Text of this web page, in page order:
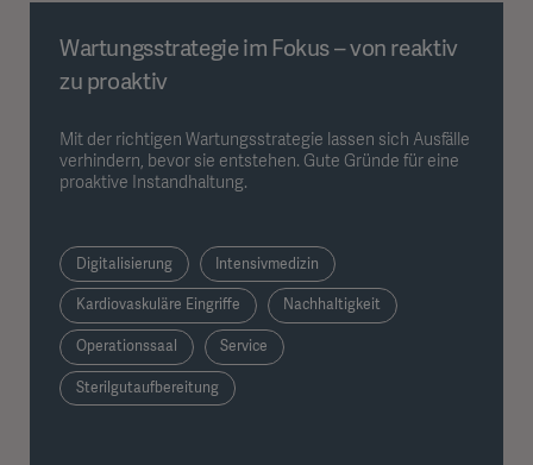
Wartungsstrategie im Fokus – von reaktiv
zu proaktiv
Mit der richtigen Wartungsstrategie lassen sich Ausfälle
verhindern, bevor sie entstehen. Gute Gründe für eine
proaktive Instandhaltung.
Digitalisierung Intensivmedizin
Kardiovaskuläre Eingriffe Nachhaltigkeit
Operationssaal Service
Sterilgutaufbereitung